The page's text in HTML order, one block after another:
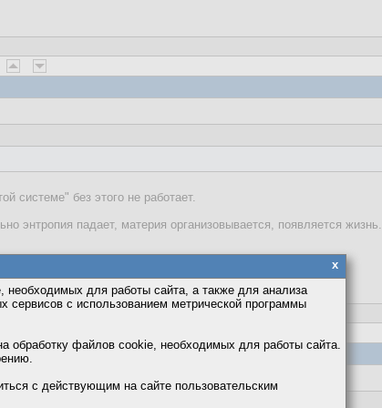
системе" без этого не работает.
энтропия падает, материя организовывается, появляется жизнь.
x
необходимых для работы сайта, а также для анализа
сервисов с использованием метрической программы
обработку файлов cookie, необходимых для работы сайта.
с действующим на сайте пользовательским